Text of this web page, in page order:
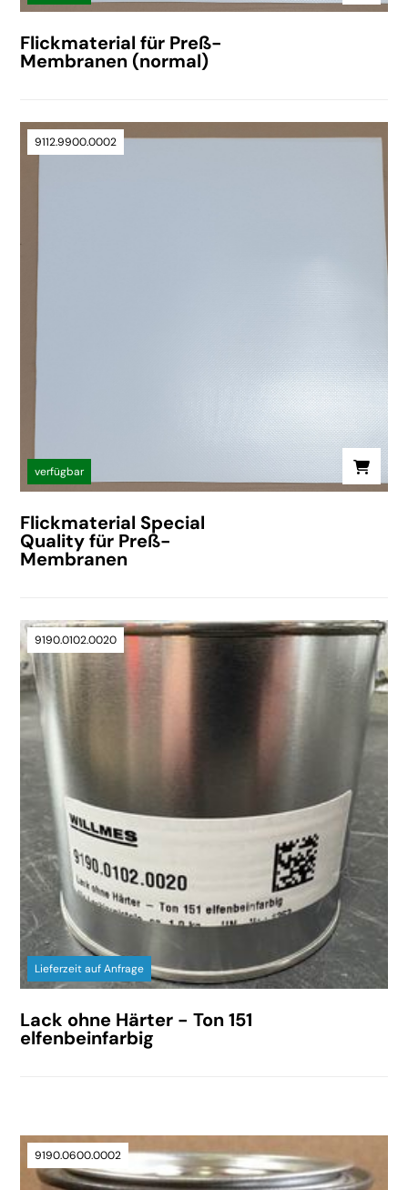
Flickmaterial für Preß-
Membranen (normal)
9112.9900.0002
verfügbar
Flickmaterial Special
Quality für Preß-
Membranen
9190.0102.0020
Lieferzeit auf Anfrage
Lack ohne Härter - Ton 151
elfenbeinfarbig
9190.0600.0002